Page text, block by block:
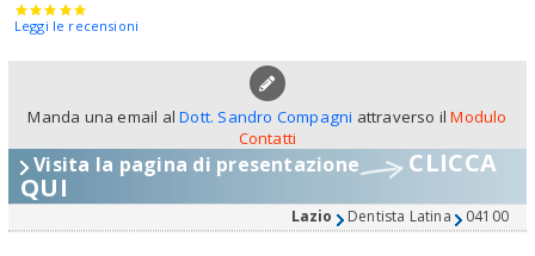
Leggi le recensioni
Manda una email alDott. Sandro Compagni attraverso ilModulo
Contatti
Visita la pagina di presentazione CLICCA
QUI
Lazio Dentista Latina 04100